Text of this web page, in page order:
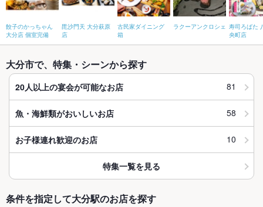
餃子のかっちゃん
大分店 個室完備
毘沙門天 大分萩原
店
古民家ダイニング
箱
ラクーアンクロシェ 寿司ろばた
央町店
大分市で、特集・シーンから探す
20人以上の宴会が可能なお店 81
魚・海鮮類がおいしいお店 58
お子様連れ歓迎のお店 10
特集一覧を見る
条件を指定して大分駅のお店を探す